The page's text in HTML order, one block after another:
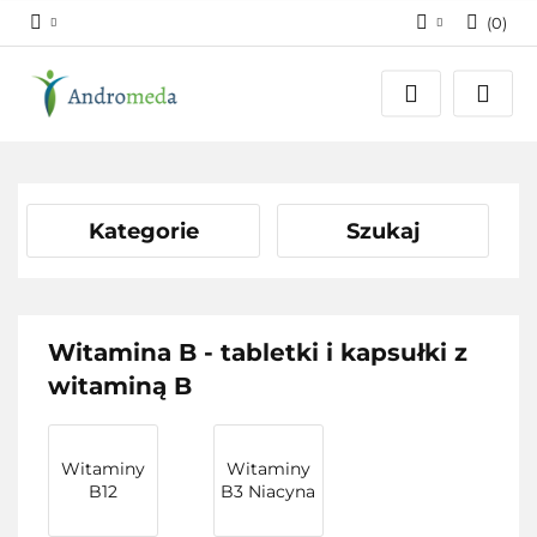
Zarejestruj się
(0)
Kategorie Szukaj
Witamina B - tabletki i kapsułki z
witaminą B
Witaminy
B12
Witaminy
B3 Niacyna